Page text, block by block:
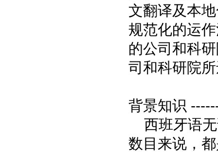
文翻译及本
规范化的运
的公司和科
司和科研院
背景知识
西班牙语无
数目来说，